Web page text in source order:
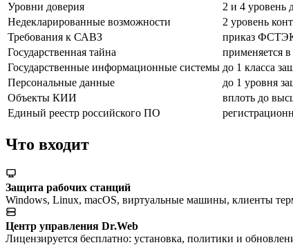
Уровни доверия
2 и 4
Недекларированные возможности
2 уровень
Требования к САВЗ
приказ
Государственная тайна
применяется
Государственные информационные системы до 1 класса
Персональные данные
до 1 уровня
Объекты КИИ
вплоть до
Единый реестр российского ПО
Что входит
Защита рабочих станций
Windows, Linux, macOS, виртуальные машины, клиенты
Центр управления Dr.Web
Лицензируется бесплатно: установка, политики и